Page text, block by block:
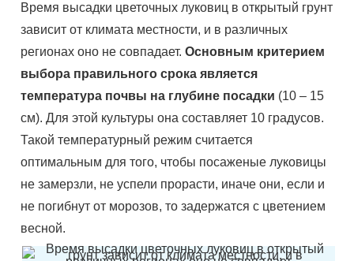
Время высадки цветочных луковиц в открытый грунт
зависит от климата местности, и в различных
регионах оно не совпадает. Основным критерием
выбора правильного срока является
температура почвы на глубине посадки (10 – 15
см). Для этой культуры она составляет 10 градусов.
Такой температурный режим считается
оптимальным для того, чтобы посаженые луковицы
не замерзли, не успели прорасти, иначе они, если и
не погибнут от морозов, то задержатся с цветением
весной.